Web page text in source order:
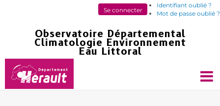
Identifiant oublié ?
Mot de passe oublié ?